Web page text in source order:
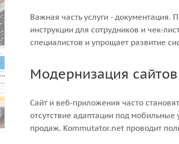
Важная часть услуги -
инструкции для сотрудников и
специалистов и упрощает развитие
Модернизация
Сайт и веб‑приложения часто
отсутствие адаптации под
продаж. Kommutator.net проводит